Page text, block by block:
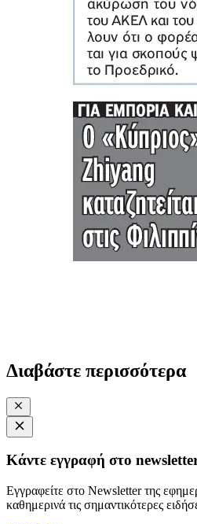
Διαβάστε περισσότερα
Κάντε εγγραφή στο
Εγγραφείτε στο Newsletter της
καθημερινά τις σημαντικότερες